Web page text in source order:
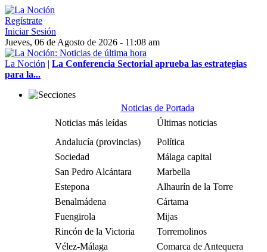
Regístrate
Iniciar Sesión
Jueves, 06 de Agosto de 2026 - 11:08 am
La Noción | La Conferencia Sectorial aprueba las estrategias
para la...
Noticias de Portada
Noticias más leídas
Últimas noticias
Andalucía (provincias)
Política
Sociedad
Málaga capital
San Pedro Alcántara
Marbella
Estepona
Alhaurín de la Torre
Benalmádena
Cártama
Fuengirola
Mijas
Rincón de la Victoria
Torremolinos
Vélez-Málaga
Comarca de Antequera